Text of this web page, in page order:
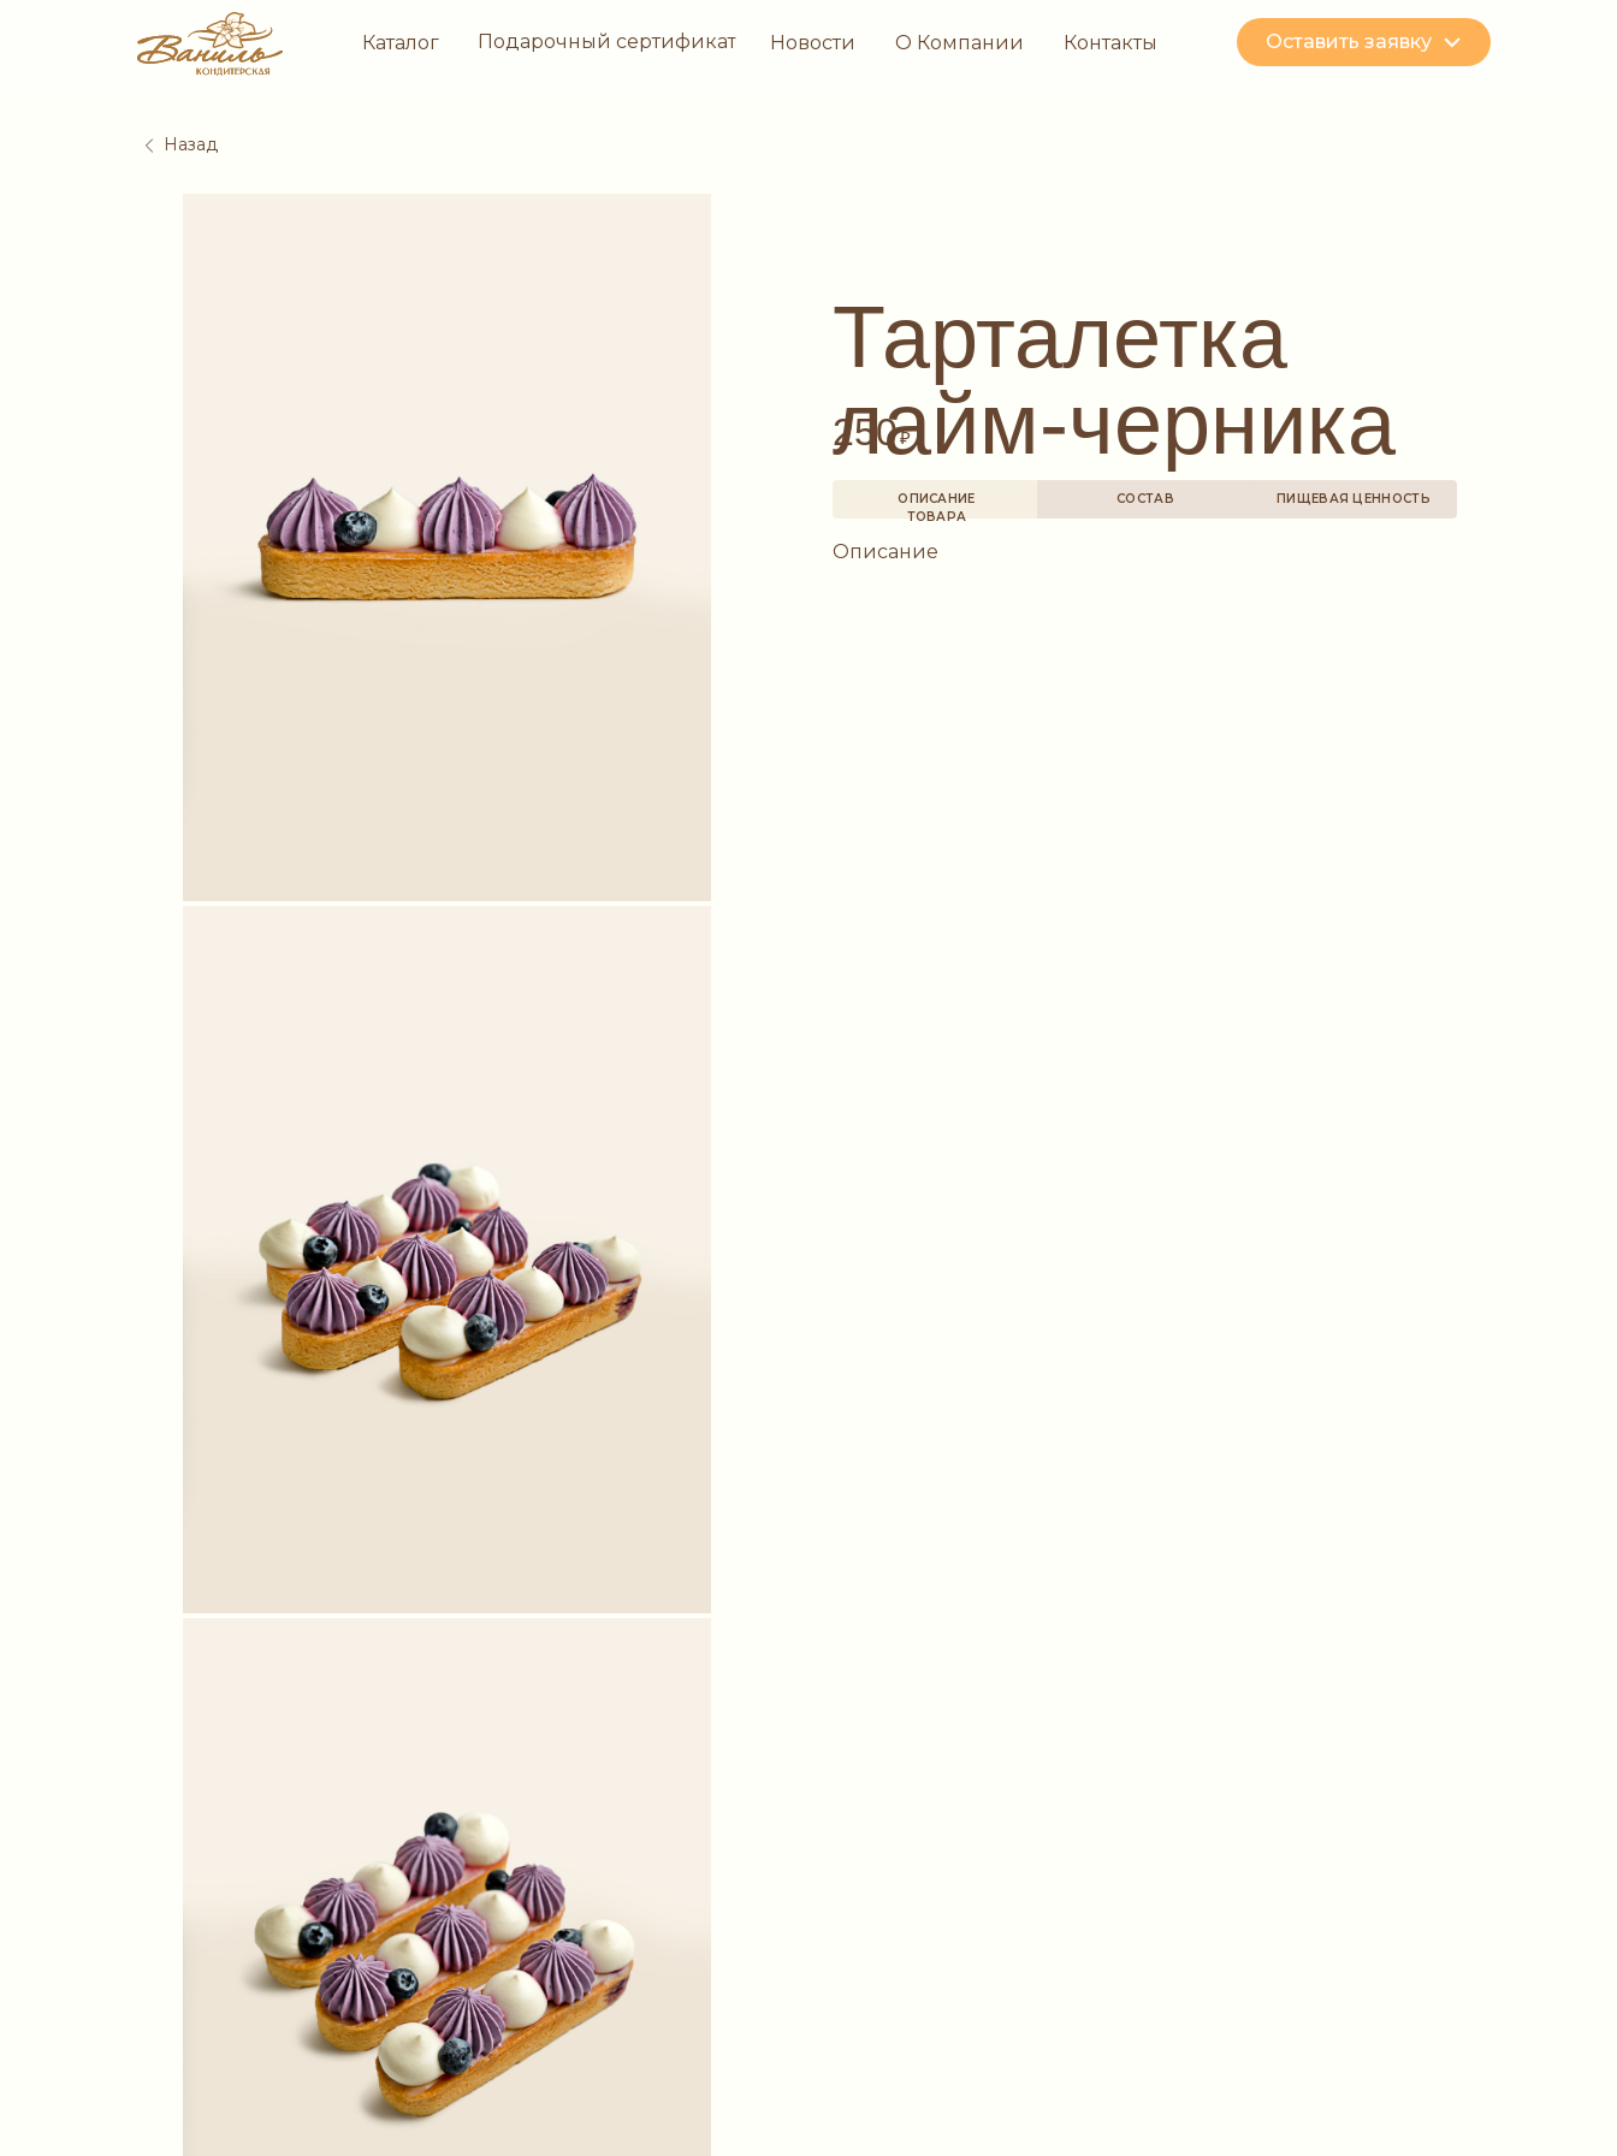
Каталог Подарочный сертификат Новости О Компании Контакты Оставить заявку
Назад
Тарталетка
лайм-черника
250₽
Описание
ОПИСАНИЕ
ТОВАРА
СОСТАВ ПИЩЕВАЯ ЦЕННОСТЬ